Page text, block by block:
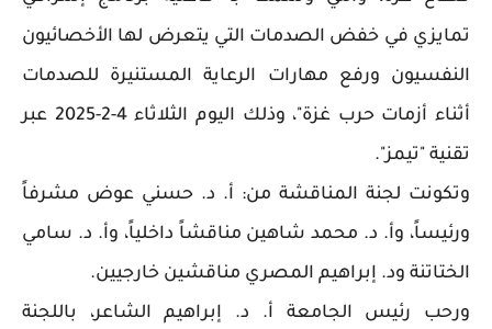
تمايزي في خفض الصدمات التي يتعرض لها الأخصائيون
النفسيون ورفع مهارات الرعاية المستنيرة للصدمات
أثناء أزمات حرب غزة"، وذلك اليوم الثلاثاء 4-2-2025 عبر
تقنية "تيمز".
وتكونت لجنة المناقشة من: أ. د. حسني عوض مشرفاً
ورئيساً، وأ. د. محمد شاهين مناقشاً داخلياً، وأ. د. سامي
الختاتنة ود. إبراهيم المصري مناقشين خارجيين.
ورحب رئيس الجامعة أ. د. إبراهيم الشاعر، باللجنة